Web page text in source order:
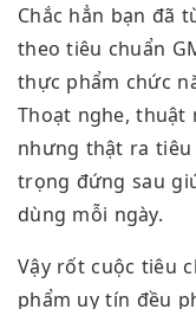
Chắc hẳn bạn đã
theo tiêu chuẩn
thực phẩm chức
Thoạt nghe, thuật
nhưng thật ra tiêu
trọng đứng sau
dùng mỗi ngày.
Vậy rốt cuộc tiêu
phẩm uy tín đều